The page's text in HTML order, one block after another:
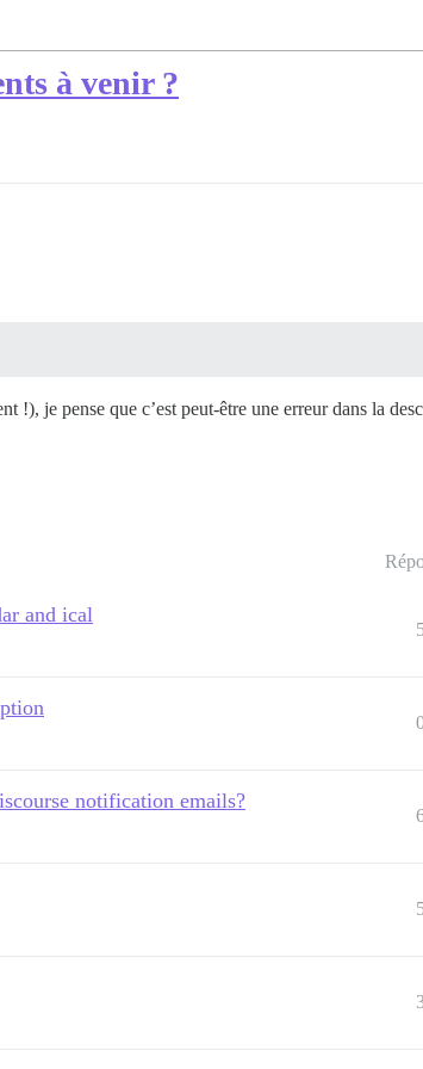
à venir ?
!), je pense que c’est peut-être une erreur dans la
and ical
notification emails?